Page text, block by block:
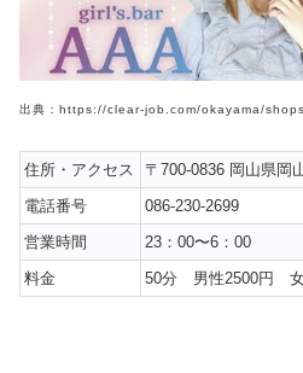
出典：https://clear-job.com/okayama/
住所・アクセス
〒700-0836 岡山県岡
電話番号
086-230-2699
営業時間
23：00〜6：00
料金
50分 男性2500円